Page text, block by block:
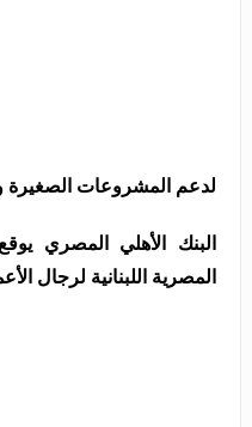
لدعم المشروعات الصغيرة
البنك الأهلي المصري
المصرية اللبنانية لرجال